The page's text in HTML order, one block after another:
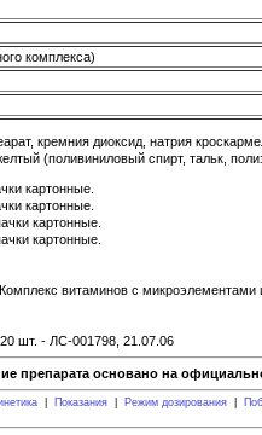
комплекса)
кремния диоксид, натрия
(поливиниловый спирт, тальк,
картонные.
картонные.
картонные.
картонные.
Комплекс витаминов с
шт. - ЛС-001798, 21.07.06
препарата основано на
Показания Режим дозирования